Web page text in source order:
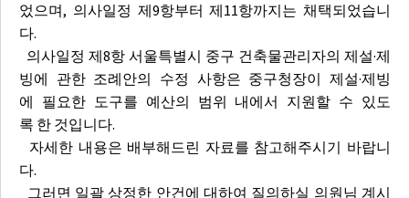
었으며, 의사일정 제9항부터 제11항까지는 채택되었습니
다.
의사일정 제8항 서울특별시 중구 건축물관리자의 제설·제
빙에 관한 조례안의 수정 사항은 중구청장이 제설·제빙
에 필요한 도구를 예산의 범위 내에서 지원할 수 있도
록 한 것입니다.
자세한 내용은 배부해드린 자료를 참고해주시기 바랍니
다.
그러면 일괄 상정한 안건에 대하여 질의하실 의원님 계시